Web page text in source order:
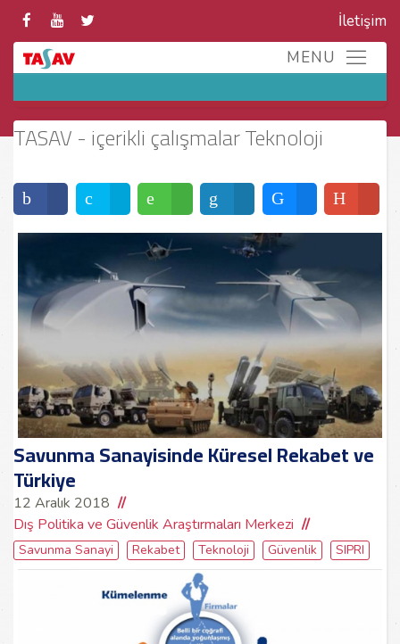
İletişim
TASAV - içerikli çalışmalar Teknoloji
Savunma Sanayisinde Küresel Rekabet ve
Türkiye
12 Aralık 2018
Dış Politika ve Güvenlik Araştırmaları Merkezi
Savunma Sanayi Rekabet Teknoloji Güvenlik SIPRI